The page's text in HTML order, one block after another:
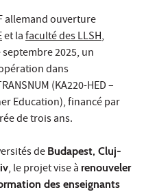
allemand ouverture
et lafaculté des LLSH,
2025, un
dans
(KA220-HED –
Education), financé par
de trois ans.
de Budapest, Cluj-
, le projet vise à renouveler
des enseignants